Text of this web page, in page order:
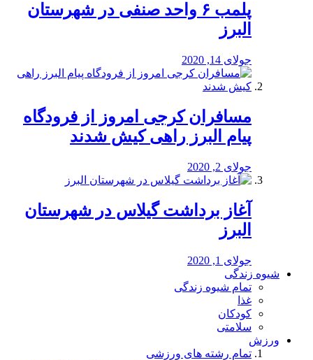
پلمب ۶ واحد صنفی در شهرستان
البرز
جولای 14, 2020
مسافران کرجی امروز از فرودگاه
پیام البرز راهی کیش شدند
جولای 2, 2020
آغاز برداشت گیلاس در شهرستان
البرز
جولای 1, 2020
شیوه زندگی
تمام شیوه زندگی
غذا
کودکان
سلامتی
ورزش
تمام رشته های ورزشی